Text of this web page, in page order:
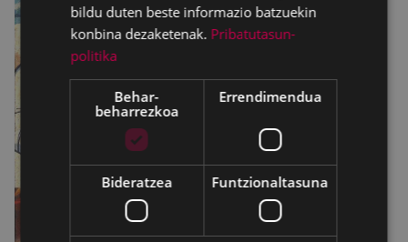
bildu duten beste informazio batzuekin
konbina dezaketenak. Pribatutasun-
politika
Behar-
beharrezkoa
Errendimendua
Bideratzea Funtzionaltasuna